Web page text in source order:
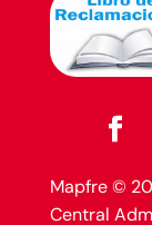
Mapfre ©
Central